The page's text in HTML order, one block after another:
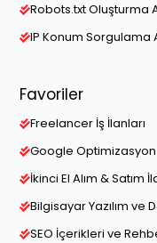
Robots.txt Oluşturma
IP Konum Sorgulama
Favoriler
Freelancer İş İlanları
Google Optimizasyon
İkinci El Alım & Satım
Bilgisayar Yazılım ve
SEO İçerikleri ve